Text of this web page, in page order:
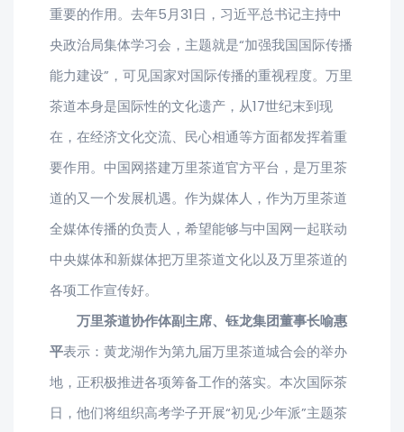
重要的作用。去年5月31日，习近平总书记主持中
央政治局集体学习会，主题就是“加强我国国际传播
能力建设”，可见国家对国际传播的重视程度。万里
茶道本身是国际性的文化遗产，从17世纪末到现
在，在经济文化交流、民心相通等方面都发挥着重
要作用。中国网搭建万里茶道官方平台，是万里茶
道的又一个发展机遇。作为媒体人，作为万里茶道
全媒体传播的负责人，希望能够与中国网一起联动
中央媒体和新媒体把万里茶道文化以及万里茶道的
各项工作宣传好。
万里茶道协作体副主席、钰龙集团董事长喻惠
平表示：黄龙湖作为第九届万里茶道城合会的举办
地，正积极推进各项筹备工作的落实。本次国际茶
日，他们将组织高考学子开展“初见·少年派”主题茶